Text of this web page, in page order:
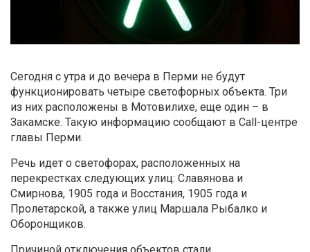
Сегодня с утра и до вечера в Перми не будут
функционировать четыре светофорных объекта. Три
из них расположены в Мотовилихе, еще один – в
Закамске. Такую информацию сообщают в Call-центре
главы Перми.
Речь идет о светофорах, расположенных на
перекрестках следующих улиц: Славянова и
Смирнова, 1905 года и Восстания, 1905 года и
Пролетарской, а также улиц Маршала Рыбалко и
Оборонщиков.